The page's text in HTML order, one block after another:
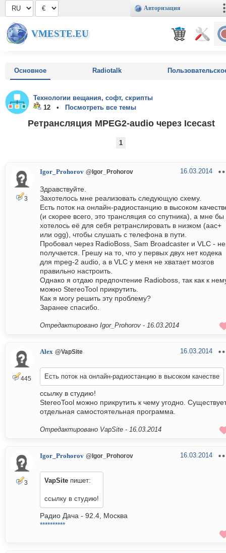
Авторизация
VMESTE.EU
Основное Radiotalk
Технологии вещания, софт, скрипты
12 •
Посмотреть все темы
Ретрансляция MPEG2-audio через Icecast
1
3
Igor_Prohorov @Igor_Prohorov 16.03.2014
Здравствуйте.
Захотелось мне реализовать следующую схему.
Есть поток на онлайн-радиостанцию в высоком
(и скорее всего, это трансляция со спутника), а мне бы
хотелось её для себя ретранслировать в низком (aac+
или ogg), чтобы слушать с телефона в пути.
Пробовал через RadioBoss, Sam Broadcaster и VLC - не
получается. Грешу на то, что у первых двух нет кодека
для mpeg-2 audio, а в VLC у меня не хватает мозгов
правильно настроить.
Однако я отдаю предпочтение Radioboss, так как к
можно StereoTool прикрутить.
Как я могу решить эту проблему?
Заранее спасибо.
Отредактировано Igor_Prohorov - 16.03.2014
445
Alex @VapSite 16.03.2014
Есть поток на онлайн-радиостанцию в высоком качестве
ссылку в студию!
StereoTool можно прикрутить к чему угодно.
отдельная самостоятельная программа.
Отредактировано VapSite - 16.03.2014
3
Igor_Prohorov @Igor_Prohorov 16.03.2014
VapSite пишет:
ссылку в студию!
Радио Дача - 92.4, Москва
**********